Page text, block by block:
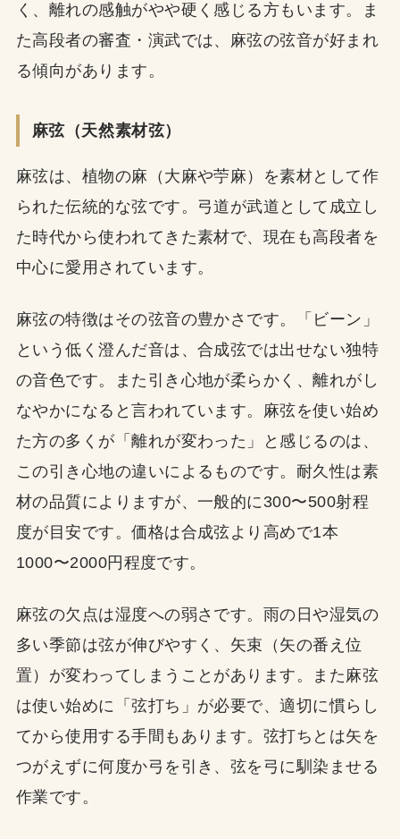
く、離れの感触がやや硬く感じる方もいます。ま
た高段者の審査・演武では、麻弦の弦音が好まれ
る傾向があります。
麻弦（天然素材弦）
麻弦は、植物の麻（大麻や苧麻）を素材として作
られた伝統的な弦です。弓道が武道として成立し
た時代から使われてきた素材で、現在も高段者を
中心に愛用されています。
麻弦の特徴はその弦音の豊かさです。「ビーン」
という低く澄んだ音は、合成弦では出せない独特
の音色です。また引き心地が柔らかく、離れがし
なやかになると言われています。麻弦を使い始め
た方の多くが「離れが変わった」と感じるのは、
この引き心地の違いによるものです。耐久性は素
材の品質によりますが、一般的に300〜500射程
度が目安です。価格は合成弦より高めで1本
1000〜2000円程度です。
麻弦の欠点は湿度への弱さです。雨の日や湿気の
多い季節は弦が伸びやすく、矢束（矢の番え位
置）が変わってしまうことがあります。また麻弦
は使い始めに「弦打ち」が必要で、適切に慣らし
てから使用する手間もあります。弦打ちとは矢を
つがえずに何度か弓を引き、弦を弓に馴染ませる
作業です。